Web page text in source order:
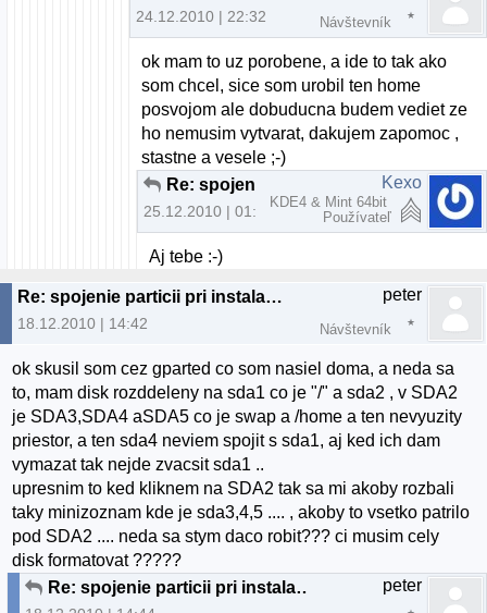
24.12.2010 | 22:32 Návštevník
ok mam to uz porobene, a ide to tak ako
som chcel, sice som urobil ten home
posvojom ale dobuducna budem vediet ze
ho nemusim vytvarat, dakujem zapomoc ,
stastne a vesele ;-)
25.12.2010 | 01:41
Kexo
KDE4 & Mint 64bit
Používateľ
Aj tebe :-)
Re: spojenie particii pri instalacii U10.10
18.12.2010 | 14:42
peter
Návštevník
ok skusil som cez gparted co som nasiel doma, a neda sa
to, mam disk rozddeleny na sda1 co je "/" a sda2 , v SDA2
je SDA3,SDA4 aSDA5 co je swap a /home a ten nevyuzity
priestor, a ten sda4 neviem spojit s sda1, aj ked ich dam
vymazat tak nejde zvacsit sda1 ..
upresnim to ked kliknem na SDA2 tak sa mi akoby rozbali
taky minizoznam kde je sda3,4,5 .... , akoby to vsetko patrilo
pod SDA2 .... neda sa stym daco robit??? ci musim cely
disk formatovat ?????
Re: spojenie particii pri instalacii U10.10
peter